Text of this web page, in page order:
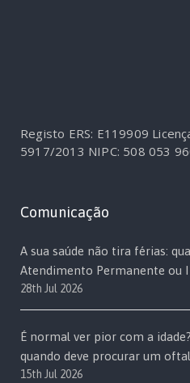
Registo ERS: E119909
5917/2013 NIPC: 508 053
Comunicação
A sua saúde não tira férias:
Atendimento Permanente ou
28th Jul 2026
É normal ver pior com a
quando deve procurar um
15th Jul 2026